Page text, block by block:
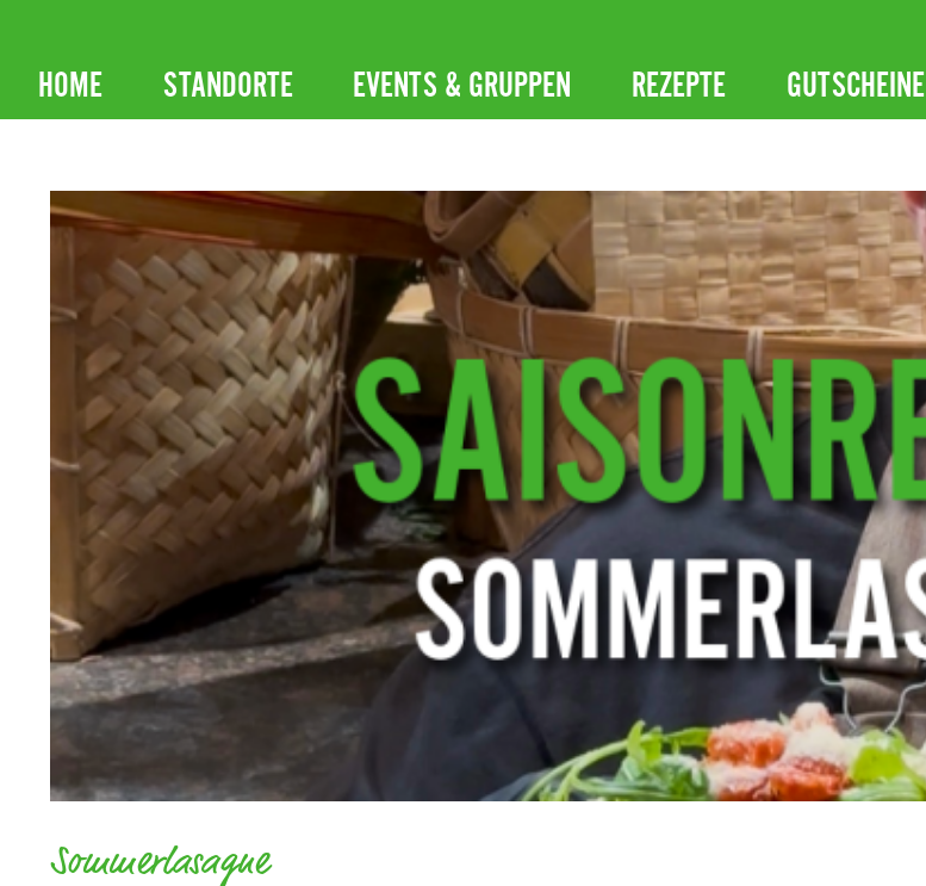
Inhalt
springen
HOME STANDORTE EVENTS & GRUPPEN REZEPTE GUTSCHEINE
Sommerlasagne